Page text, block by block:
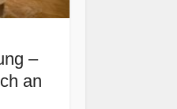
–
an